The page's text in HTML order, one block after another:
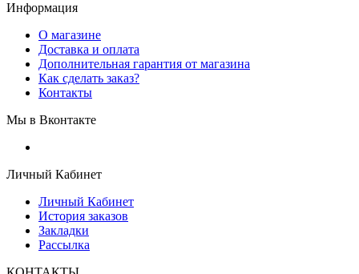
Информация
О магазине
Доставка и оплата
Дополнительная гарантия от магазина
Как сделать заказ?
Контакты
Мы в Вконтакте
Личный Кабинет
Личный Кабинет
История заказов
Закладки
Рассылка